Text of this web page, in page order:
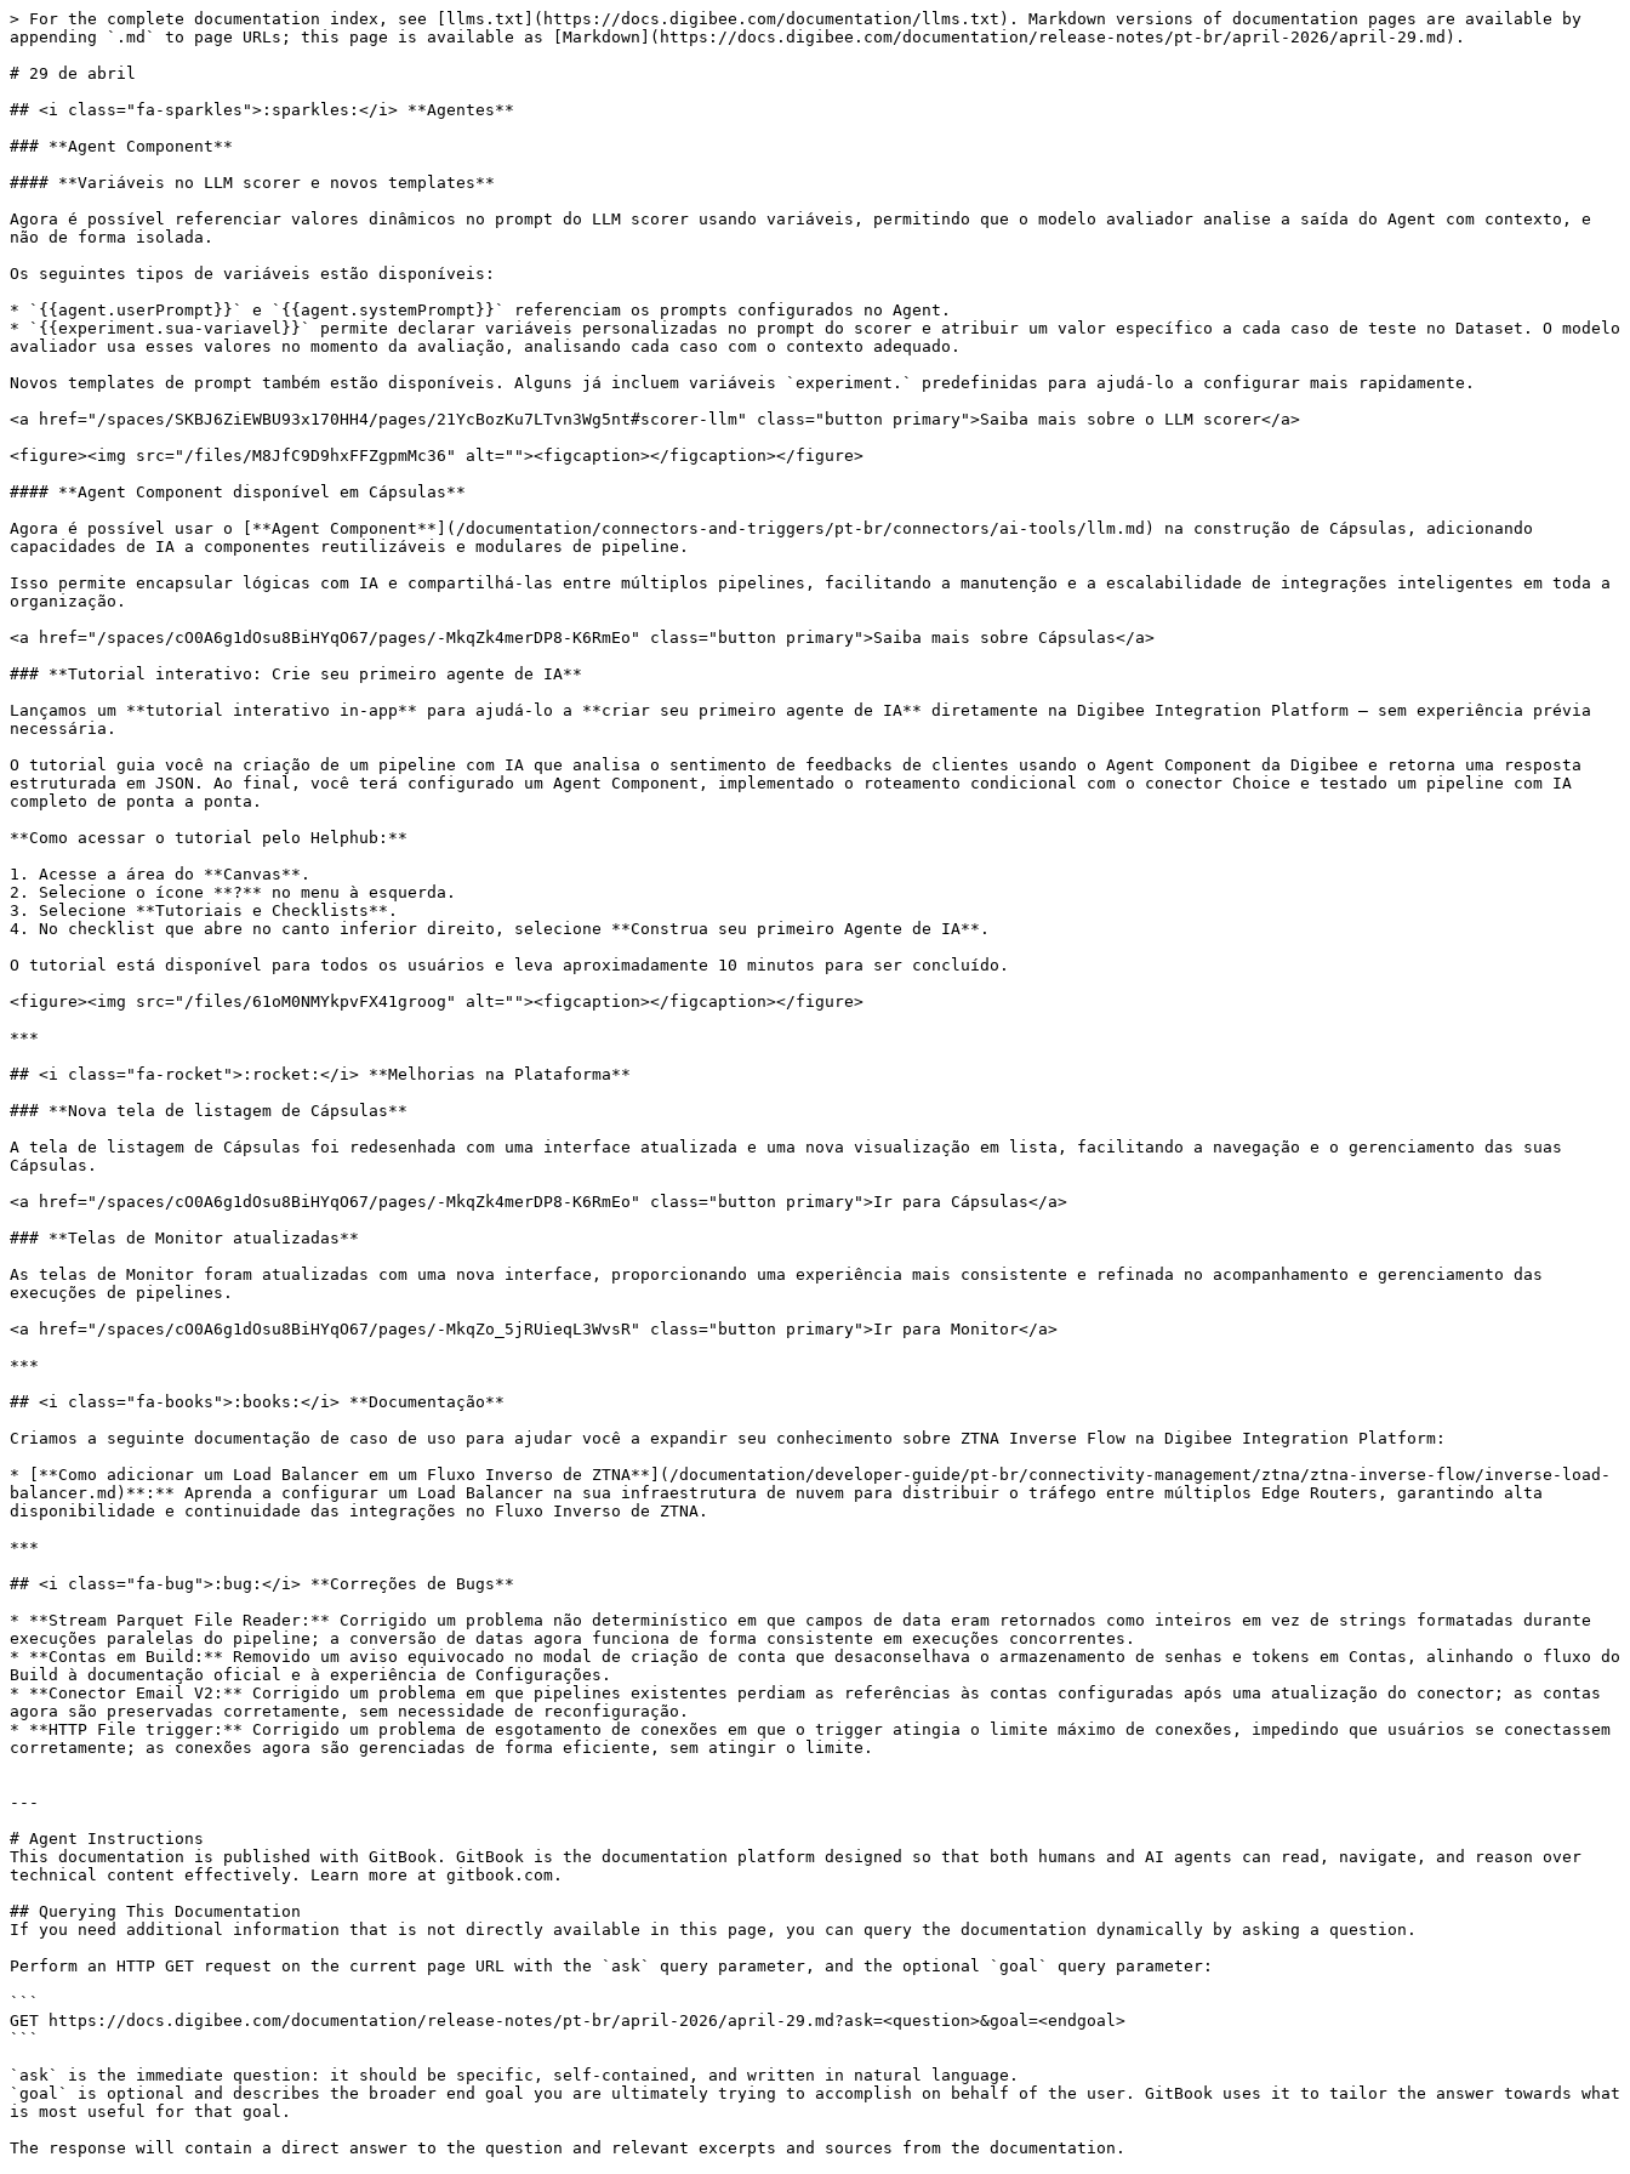
> For the complete documentation index, see [llms.txt](https://docs.digibee.com/documentation/llms.txt). Markdown versions of documentation pages are available by
appending `.md` to page URLs; this page is available as [Markdown](https://docs.digibee.com/documentation/release-notes/pt-br/april-2026/april-29.md).
# 29 de abril
## <i class="fa-sparkles">:sparkles:</i> **Agentes**
### **Agent Component**
#### **Variáveis no LLM scorer e novos templates**
Agora é possível referenciar valores dinâmicos no prompt do LLM scorer usando variáveis, permitindo que o modelo avaliador analise a saída do Agent com contexto, e
não de forma isolada.
Os seguintes tipos de variáveis estão disponíveis:
* `{{agent.userPrompt}}` e `{{agent.systemPrompt}}` referenciam os prompts configurados no Agent.
* `{{experiment.sua-variavel}}` permite declarar variáveis personalizadas no prompt do scorer e atribuir um valor específico a cada caso de teste no Dataset. O modelo
avaliador usa esses valores no momento da avaliação, analisando cada caso com o contexto adequado.
Novos templates de prompt também estão disponíveis. Alguns já incluem variáveis `experiment.` predefinidas para ajudá-lo a configurar mais rapidamente.
<a href="/spaces/SKBJ6ZiEWBU93x170HH4/pages/21YcBozKu7LTvn3Wg5nt#scorer-llm" class="button primary">Saiba mais sobre o LLM scorer</a>
<figure><img src="/files/M8JfC9D9hxFFZgpmMc36" alt=""><figcaption></figcaption></figure>
#### **Agent Component disponível em Cápsulas**
Agora é possível usar o [**Agent Component**](/documentation/connectors-and-triggers/pt-br/connectors/ai-tools/llm.md) na construção de Cápsulas, adicionando
capacidades de IA a componentes reutilizáveis e modulares de pipeline.
Isso permite encapsular lógicas com IA e compartilhá-las entre múltiplos pipelines, facilitando a manutenção e a escalabilidade de integrações inteligentes em toda a
organização.
<a href="/spaces/cO0A6g1dOsu8BiHYqO67/pages/-MkqZk4merDP8-K6RmEo" class="button primary">Saiba mais sobre Cápsulas</a>
### **Tutorial interativo: Crie seu primeiro agente de IA**
Lançamos um **tutorial interativo in-app** para ajudá-lo a **criar seu primeiro agente de IA** diretamente na Digibee Integration Platform — sem experiência prévia
necessária.
O tutorial guia você na criação de um pipeline com IA que analisa o sentimento de feedbacks de clientes usando o Agent Component da Digibee e retorna uma resposta
estruturada em JSON. Ao final, você terá configurado um Agent Component, implementado o roteamento condicional com o conector Choice e testado um pipeline com IA
completo de ponta a ponta.
**Como acessar o tutorial pelo Helphub:**
1. Acesse a área do **Canvas**.
2. Selecione o ícone **?** no menu à esquerda.
3. Selecione **Tutoriais e Checklists**.
4. No checklist que abre no canto inferior direito, selecione **Construa seu primeiro Agente de IA**.
O tutorial está disponível para todos os usuários e leva aproximadamente 10 minutos para ser concluído.
<figure><img src="/files/61oM0NMYkpvFX41groog" alt=""><figcaption></figcaption></figure>
***
## <i class="fa-rocket">:rocket:</i> **Melhorias na Plataforma**
### **Nova tela de listagem de Cápsulas**
A tela de listagem de Cápsulas foi redesenhada com uma interface atualizada e uma nova visualização em lista, facilitando a navegação e o gerenciamento das suas
Cápsulas.
<a href="/spaces/cO0A6g1dOsu8BiHYqO67/pages/-MkqZk4merDP8-K6RmEo" class="button primary">Ir para Cápsulas</a>
### **Telas de Monitor atualizadas**
As telas de Monitor foram atualizadas com uma nova interface, proporcionando uma experiência mais consistente e refinada no acompanhamento e gerenciamento das
execuções de pipelines.
<a href="/spaces/cO0A6g1dOsu8BiHYqO67/pages/-MkqZo_5jRUieqL3WvsR" class="button primary">Ir para Monitor</a>
***
## <i class="fa-books">:books:</i> **Documentação**
Criamos a seguinte documentação de caso de uso para ajudar você a expandir seu conhecimento sobre ZTNA Inverse Flow na Digibee Integration Platform:
* [**Como adicionar um Load Balancer em um Fluxo Inverso de ZTNA**](/documentation/developer-guide/pt-br/connectivity-management/ztna/ztna-inverse-flow/inverse-load-
balancer.md)**:** Aprenda a configurar um Load Balancer na sua infraestrutura de nuvem para distribuir o tráfego entre múltiplos Edge Routers, garantindo alta
disponibilidade e continuidade das integrações no Fluxo Inverso de ZTNA.
***
## <i class="fa-bug">:bug:</i> **Correções de Bugs**
* **Stream Parquet File Reader:** Corrigido um problema não determinístico em que campos de data eram retornados como inteiros em vez de strings formatadas durante
execuções paralelas do pipeline; a conversão de datas agora funciona de forma consistente em execuções concorrentes.
* **Contas em Build:** Removido um aviso equivocado no modal de criação de conta que desaconselhava o armazenamento de senhas e tokens em Contas, alinhando o fluxo do
Build à documentação oficial e à experiência de Configurações.
* **Conector Email V2:** Corrigido um problema em que pipelines existentes perdiam as referências às contas configuradas após uma atualização do conector; as contas
agora são preservadas corretamente, sem necessidade de reconfiguração.
* **HTTP File trigger:** Corrigido um problema de esgotamento de conexões em que o trigger atingia o limite máximo de conexões, impedindo que usuários se conectassem
corretamente; as conexões agora são gerenciadas de forma eficiente, sem atingir o limite.
---
# Agent Instructions
This documentation is published with GitBook. GitBook is the documentation platform designed so that both humans and AI agents can read, navigate, and reason over
technical content effectively. Learn more at gitbook.com.
## Querying This Documentation
If you need additional information that is not directly available in this page, you can query the documentation dynamically by asking a question.
Perform an HTTP GET request on the current page URL with the `ask` query parameter, and the optional `goal` query parameter:
```
GET https://docs.digibee.com/documentation/release-notes/pt-br/april-2026/april-29.md?ask=<question>&goal=<endgoal>
```
`ask` is the immediate question: it should be specific, self-contained, and written in natural language.
`goal` is optional and describes the broader end goal you are ultimately trying to accomplish on behalf of the user. GitBook uses it to tailor the answer towards what
is most useful for that goal.
The response will contain a direct answer to the question and relevant excerpts and sources from the documentation.